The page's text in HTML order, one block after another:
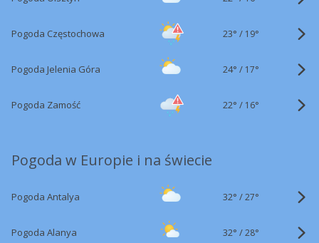
Pogoda Częstochowa 23° / 19°
Pogoda Jelenia Góra 24° / 17°
Pogoda Zamość 22° / 16°
Pogoda w Europie i na świecie
Pogoda Antalya 32° /27°
Pogoda Alanya 32° /28°